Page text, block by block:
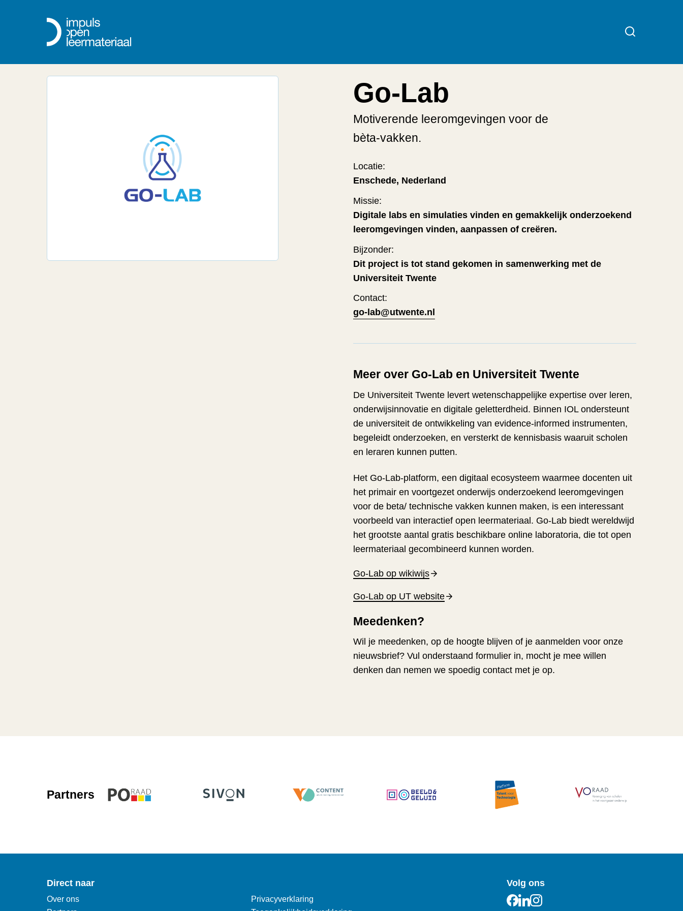
Go-Lab
Motiverende leeromgevingen voor de
bèta-vakken.
Locatie:
Enschede, Nederland
Missie:
Digitale labs en simulaties vinden en gemakkelijk onderzoekend
leeromgevingen vinden, aanpassen of creëren.
Bijzonder:
Dit project is tot stand gekomen in samenwerking met de
Universiteit Twente
Contact:
go-lab@utwente.nl
Meer over Go-Lab en Universiteit Twente
De Universiteit Twente levert wetenschappelijke expertise over leren,
onderwijsinnovatie en digitale geletterdheid. Binnen IOL ondersteunt
de universiteit de ontwikkeling van evidence-informed instrumenten,
begeleidt onderzoeken, en versterkt de kennisbasis waaruit scholen
en leraren kunnen putten.
Het Go-Lab-platform, een digitaal ecosysteem waarmee docenten uit
het primair en voortgezet onderwijs onderzoekend leeromgevingen
voor de beta/ technische vakken kunnen maken, is een interessant
voorbeeld van interactief open leermateriaal. Go-Lab biedt wereldwijd
het grootste aantal gratis beschikbare online laboratoria, die tot open
leermateriaal gecombineerd kunnen worden.
Go-Lab op wikiwijs
Go-Lab op UT website
Meedenken?
Wil je meedenken, op de hoogte blijven of je aanmelden voor onze
nieuwsbrief? Vul onderstaand formulier in, mocht je mee willen
denken dan nemen we spoedig contact met je op.
Partners
Direct naar
Over ons
Privacyverklaring
Volg ons